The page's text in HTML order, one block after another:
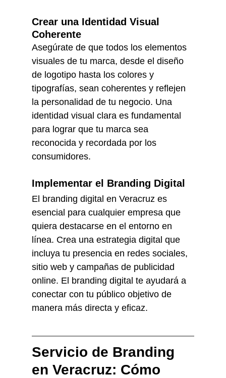
Crear una Identidad Visual
Coherente
Asegúrate de que todos los elementos
visuales de tu marca, desde el diseño
de logotipo hasta los colores y
tipografías, sean coherentes y reflejen
la personalidad de tu negocio. Una
identidad visual clara es fundamental
para lograr que tu marca sea
reconocida y recordada por los
consumidores.
Implementar el Branding Digital
El branding digital en Veracruz es
esencial para cualquier empresa que
quiera destacarse en el entorno en
línea. Crea una estrategia digital que
incluya tu presencia en redes sociales,
sitio web y campañas de publicidad
online. El branding digital te ayudará a
conectar con tu público objetivo de
manera más directa y eficaz.
Servicio de Branding
en Veracruz: Cómo